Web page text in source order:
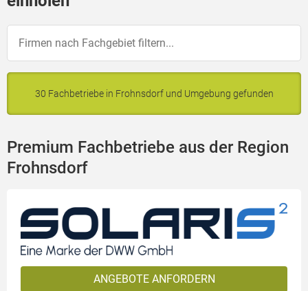
30 Fachbetriebe in Frohnsdorf und Umgebung gefunden
Premium Fachbetriebe aus der Region
Frohnsdorf
ANGEBOTE ANFORDERN